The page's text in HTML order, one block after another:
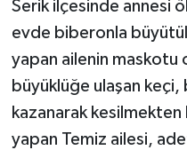
Serik ilçesinde annesi
evde biberonla
yapan ailenin maskotu
büyüklüğe ulaşan
kazanarak kesilmekten
yapan Temiz ailesi,
Siyaset
Spor